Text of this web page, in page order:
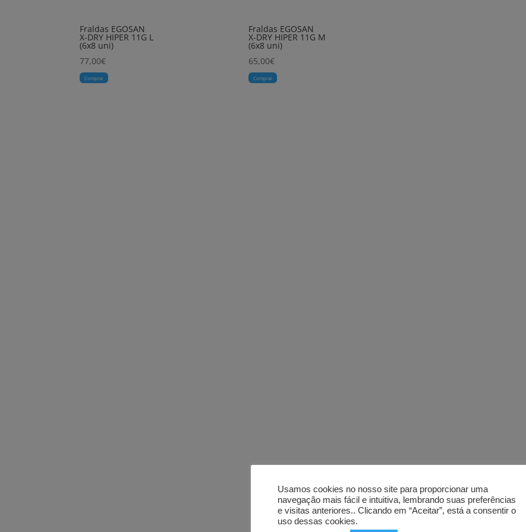
Fraldas EGOSAN
X-DRY HIPER 11G L
(6x8 uni)
77,00€
Comprar
Fraldas EGOSAN
X-DRY HIPER 11G M
(6x8 uni)
65,00€
Comprar
Usamos cookies no nosso site para proporcionar uma
navegação mais fácil e intuitiva, lembrando suas preferências
e visitas anteriores.. Clicando em “Aceitar”, está a consentir o
uso dessas cookies.